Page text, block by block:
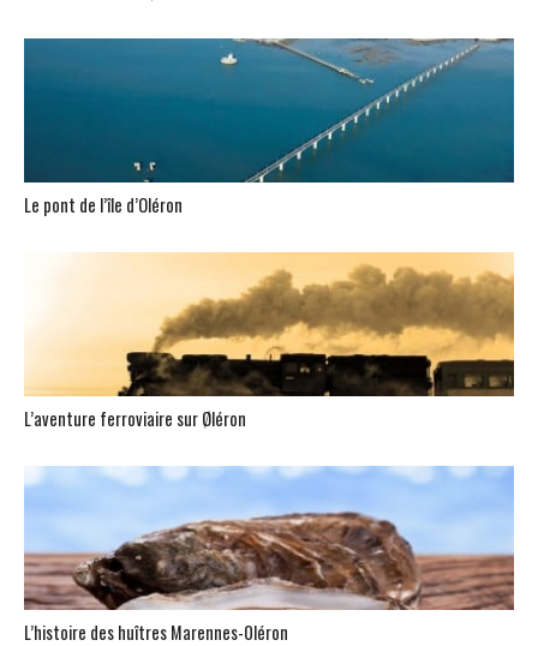
Le pont de l’île d’Oléron
L’aventure ferroviaire sur Øléron
L’histoire des huîtres Marennes-0léron